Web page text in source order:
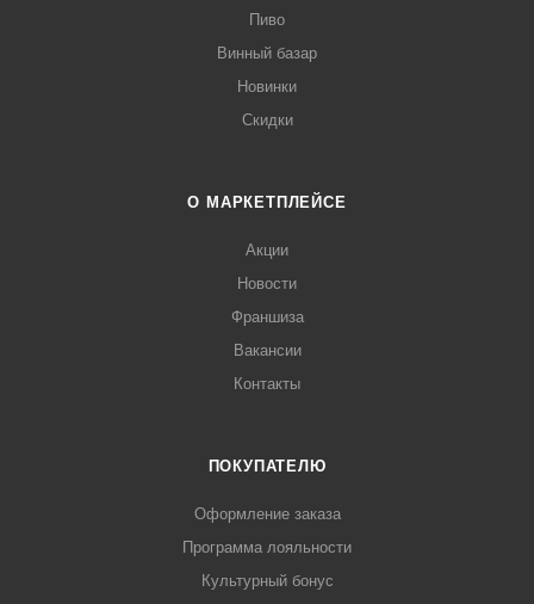
Пиво
Винный базар
Новинки
Скидки
О МАРКЕТПЛЕЙСЕ
Акции
Новости
Франшиза
Вакансии
Контакты
ПОКУПАТЕЛЮ
Оформление заказа
Программа лояльности
Культурный бонус